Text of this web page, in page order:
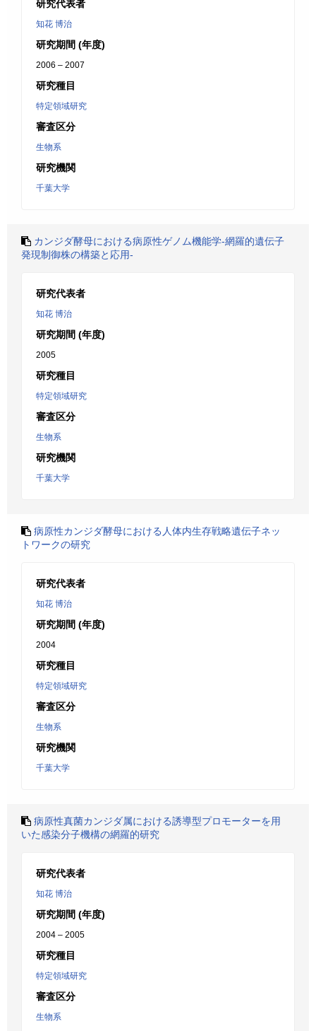
研究代表者
知花 博治
研究期間 (年度)
2006 – 2007
研究種目
特定領域研究
審査区分
生物系
研究機関
千葉大学
カンジダ酵母における病原性ゲノム機能学-網羅的遺伝子
発現制御株の構築と応用-
研究代表者
知花 博治
研究期間 (年度)
2005
研究種目
特定領域研究
審査区分
生物系
研究機関
千葉大学
病原性カンジダ酵母における人体内生存戦略遺伝子ネッ
トワークの研究
研究代表者
知花 博治
研究期間 (年度)
2004
研究種目
特定領域研究
審査区分
生物系
研究機関
千葉大学
病原性真菌カンジダ属における誘導型プロモーターを用
いた感染分子機構の網羅的研究
研究代表者
知花 博治
研究期間 (年度)
2004 – 2005
研究種目
特定領域研究
審査区分
生物系